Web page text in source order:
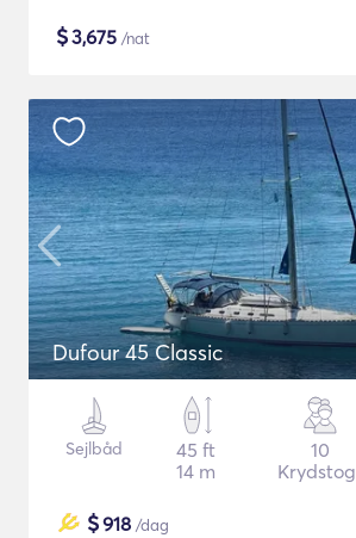
$3,675 /nat
Dufour 45 Classic
Sejlbåd
45 ft
14 m
10
$918 /dag